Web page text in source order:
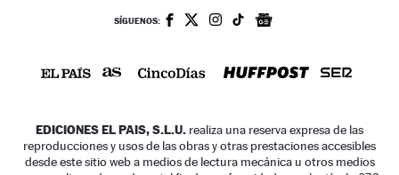
SÍGUENOS:
EDICIONES EL PAIS, S.L.U. realiza una reserva expresa de las
reproducciones y usos de las obras y otras prestaciones accesibles
desde este sitio web a medios de lectura mecánica u otros medios